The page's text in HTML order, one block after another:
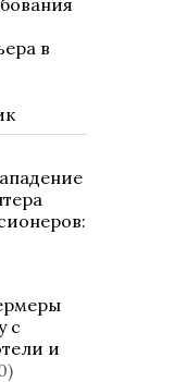
в
с
и